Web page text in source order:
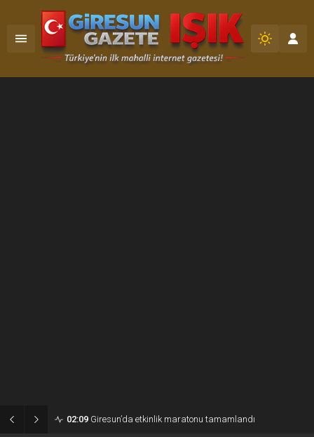
02:09 Giresun’da etkinlik maratonu tamamlandı